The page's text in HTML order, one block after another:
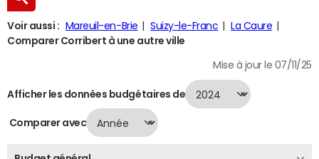
Voir aussi : Mareuil-en-Brie Suizy-le-Franc
La Caure
Comparer Corribert à une autre ville
Mise à jour le 07/11/25
Afficher les données budgétaires de
Comparer avec